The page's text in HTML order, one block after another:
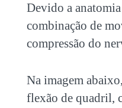
Devido a
combinação de
compressão do
Na imagem
flexão de quadril,